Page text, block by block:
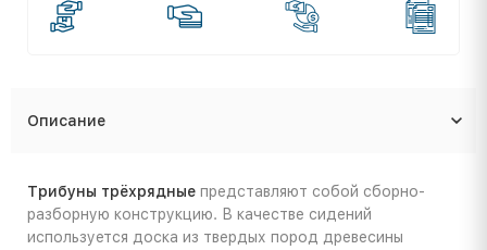
Описание
Трибуны трёхрядные представляют собой сборно-
разборную конструкцию. В качестве сидений
используется доска из твердых пород древесины